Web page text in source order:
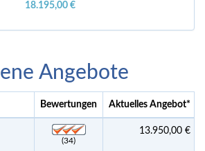
18.195,00 €
Angebote
Bewertungen Aktuelles Angebot*
(34)
13.950,00 €